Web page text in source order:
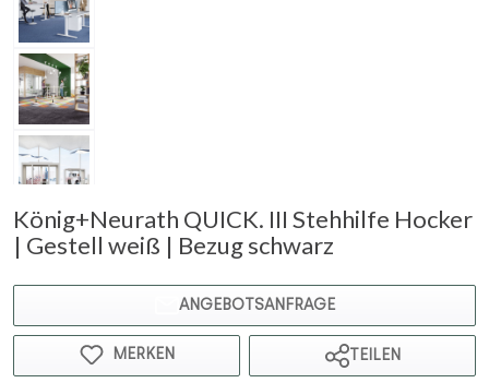
König+Neurath QUICK. III Stehhilfe Hocker
| Gestell weiß | Bezug schwarz
ANGEBOTSANFRAGE
MERKEN TEILEN